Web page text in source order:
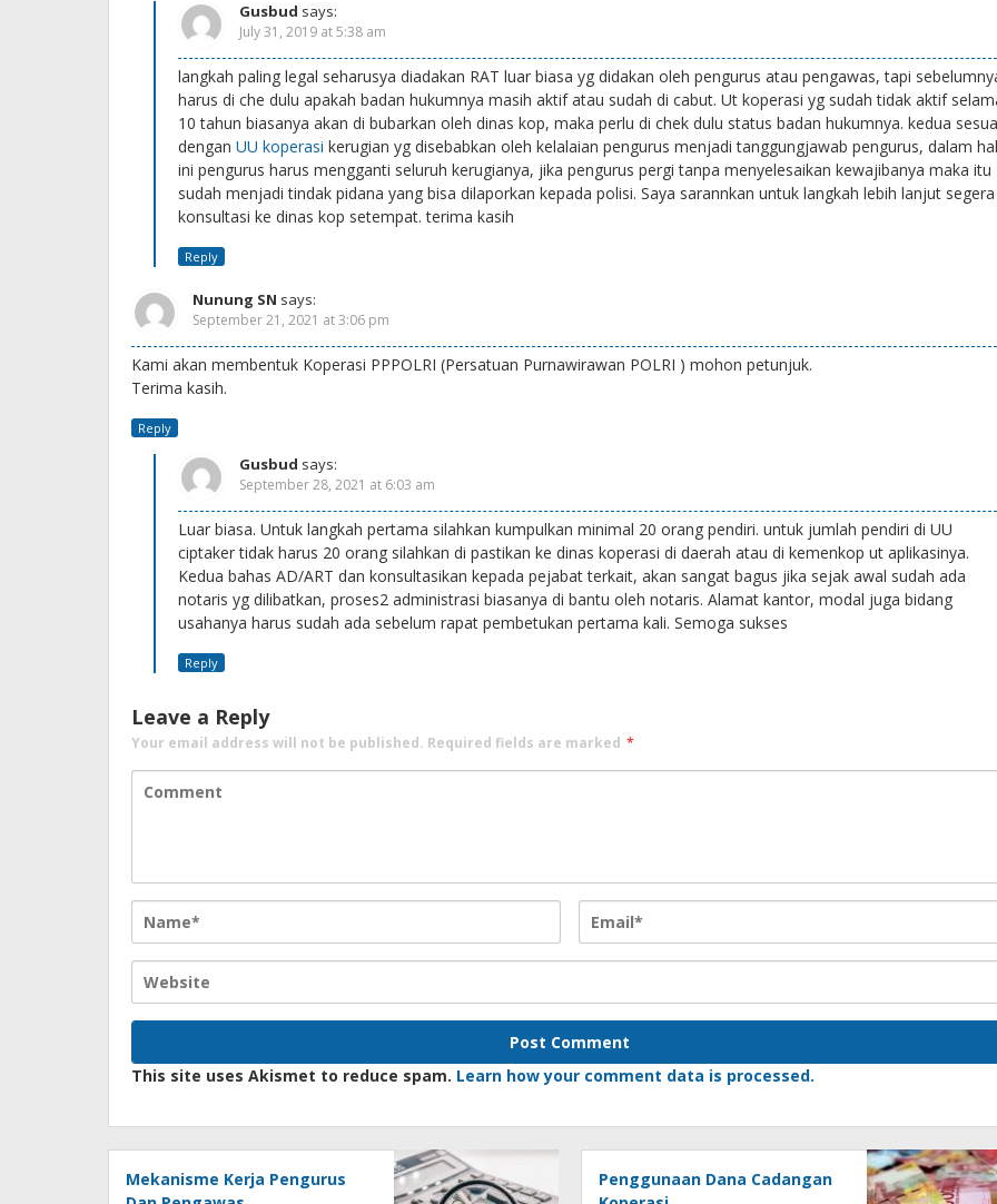
Gusbud says:
July 31, 2019 at 5:38 am
langkah paling legal seharusya diadakan RAT luar biasa yg didakan oleh pengurus atau pengawas, tapi
harus di che dulu apakah badan hukumnya masih aktif atau sudah di cabut. Ut koperasi yg sudah tidak aktif
10 tahun biasanya akan di bubarkan oleh dinas kop, maka perlu di chek dulu status badan hukumnya. kedua
dengan UU koperasi kerugian yg disebabkan oleh kelalaian pengurus menjadi tanggungjawab pengurus, dalam hal
ini pengurus harus mengganti seluruh kerugianya, jika pengurus pergi tanpa menyelesaikan kewajibanya maka itu
sudah menjadi tindak pidana yang bisa dilaporkan kepada polisi. Saya sarannkan untuk langkah lebih lanjut segera
konsultasi ke dinas kop setempat. terima kasih
Reply
Nunung SN says:
September 21, 2021 at 3:06 pm
Kami akan membentuk Koperasi PPPOLRI (Persatuan Purnawirawan POLRI ) mohon petunjuk.
Terima kasih.
Reply
Gusbud says:
September 28, 2021 at 6:03 am
Luar biasa. Untuk langkah pertama silahkan kumpulkan minimal 20 orang pendiri. untuk jumlah pendiri di UU
ciptaker tidak harus 20 orang silahkan di pastikan ke dinas koperasi di daerah atau di kemenkop ut aplikasinya.
Kedua bahas AD/ART dan konsultasikan kepada pejabat terkait, akan sangat bagus jika sejak awal sudah ada
notaris yg dilibatkan, proses2 administrasi biasanya di bantu oleh notaris. Alamat kantor, modal juga bidang
usahanya harus sudah ada sebelum rapat pembetukan pertama kali. Semoga sukses
Reply
Leave a Reply
Your email address will not be published. Required fields are marked *
This site uses Akismet to reduce spam. Learn how your comment data is processed.
Mekanisme Kerja Pengurus
Penggunaan Dana Cadangan